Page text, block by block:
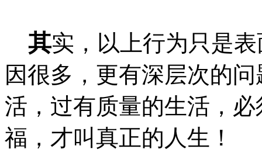
其实，以上行为只是
因很多，更有深层次的
活，过有质量的生活，
福，才叫真正的人生！